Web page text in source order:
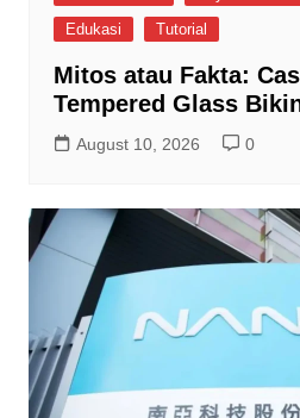
Edukasi
Tutorial
Mitos atau Fakta:
Tempered Glass
August 10, 2026 0